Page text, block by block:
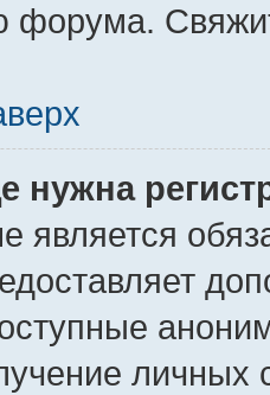
форума.
нужна
является